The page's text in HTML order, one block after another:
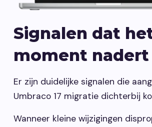
Signalen dat
moment nadert
Er zijn duidelijke signalen die
Umbraco 17 migratie dichterbij
Wanneer kleine wijzigingen